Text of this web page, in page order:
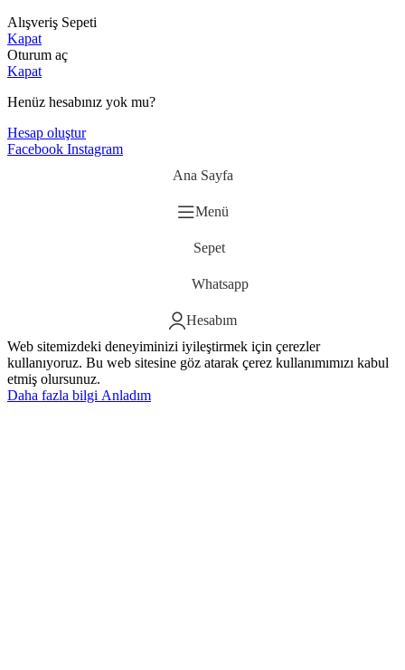
Alışveriş Sepeti
Kapat
Oturum aç
Kapat
Henüz hesabınız yok mu?
Hesap oluştur
Facebook Instagram
Ana Sayfa
Menü
Sepet
Whatsapp
Hesabım
Web sitemizdeki deneyiminizi iyileştirmek için çerezler
kullanıyoruz. Bu web sitesine göz atarak çerez kullanımımızı kabul
etmiş olursunuz.
Daha fazla bilgi Anladım